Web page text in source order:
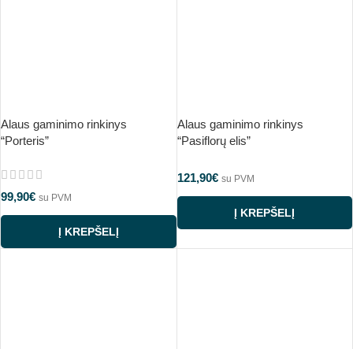
Alaus gaminimo rinkinys
“Porteris”
99,90€ su PVM
Į KREPŠELĮ
Alaus gaminimo rinkinys
“Pasiflorų elis”
121,90€ su PVM
Į KREPŠELĮ